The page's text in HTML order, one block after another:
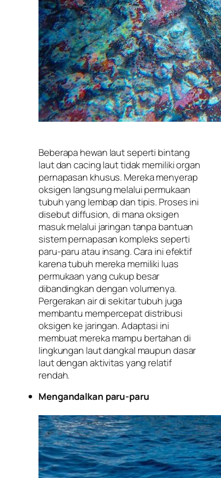
Beberapa hewan laut seperti bintang
laut dan cacing laut tidak memiliki organ
pernapasan khusus. Mereka menyerap
oksigen langsung melalui permukaan
tubuh yang lembap dan tipis. Proses ini
disebut diffusion, di mana oksigen
masuk melalui jaringan tanpa bantuan
sistem pernapasan kompleks seperti
paru-paru atau insang. Cara ini efektif
karena tubuh mereka memiliki luas
permukaan yang cukup besar
dibandingkan dengan volumenya.
Pergerakan air di sekitar tubuh juga
membantu mempercepat distribusi
oksigen ke jaringan. Adaptasi ini
membuat mereka mampu bertahan di
lingkungan laut dangkal maupun dasar
laut dengan aktivitas yang relatif
rendah.
Mengandalkan paru-paru